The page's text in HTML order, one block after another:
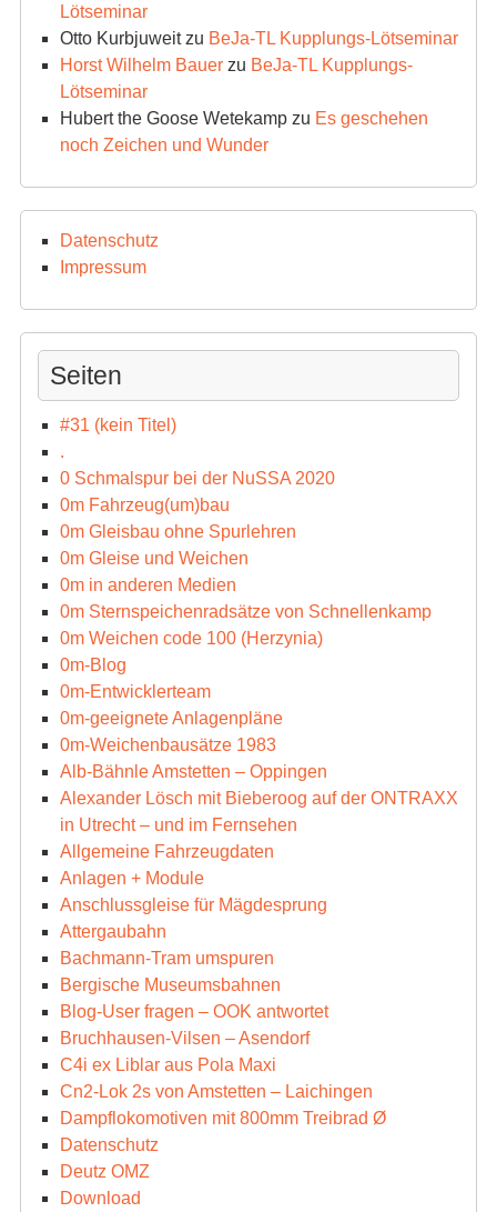
Lötseminar
Otto Kurbjuweitzu BeJa-TL Kupplungs-Lötseminar
Horst Wilhelm Bauerzu BeJa-TL Kupplungs-
Lötseminar
Hubert the Goose Wetekampzu Es geschehen
noch Zeichen und Wunder
Datenschutz
Impressum
Seiten
#31 (kein Titel)
.
0 Schmalspur bei der NuSSA 2020
0m Fahrzeug(um)bau
0m Gleisbau ohne Spurlehren
0m Gleise und Weichen
0m in anderen Medien
0m Sternspeichenradsätze von Schnellenkamp
0m Weichen code 100 (Herzynia)
0m-Blog
0m-Entwicklerteam
0m-geeignete Anlagenpläne
0m-Weichenbausätze 1983
Alb-Bähnle Amstetten – Oppingen
Alexander Lösch mit Bieberoog auf der ONTRAXX
in Utrecht – und im Fernsehen
Allgemeine Fahrzeugdaten
Anlagen + Module
Anschlussgleise für Mägdesprung
Attergaubahn
Bachmann-Tram umspuren
Bergische Museumsbahnen
Blog-User fragen – OOK antwortet
Bruchhausen-Vilsen – Asendorf
C4i ex Liblar aus Pola Maxi
Cn2-Lok 2s von Amstetten – Laichingen
Dampflokomotiven mit 800mm Treibrad Ø
Datenschutz
Deutz OMZ
Download